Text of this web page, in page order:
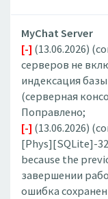
MyChat Server
[-] (13.06.2026)
серверов не
индексация
(серверная
Поправлено;
[-] (13.06.2026)
[Phys][SQLite]-
because the
завершении
ошибка